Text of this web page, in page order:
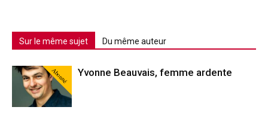
Sur le même sujet Du même auteur
Abonné Yvonne Beauvais, femme ardente